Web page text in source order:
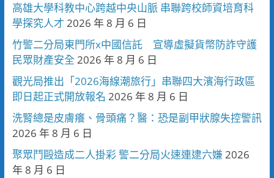
高雄大學科教中心跨越中央山脈 串聯跨校師資培育科
學探究人才 2026 年 8 月 6 日
竹警二分局東門所x中國信託 宣導虛擬貨幣防詐守護
民眾財產安全 2026 年 8 月 6 日
觀光局推出「2026海線潮旅行」串聯四大濱海行政區
即日起正式開放報名 2026 年 8 月 6 日
洗腎總是皮膚癢、骨頭痛？醫：恐是副甲狀腺失控警訊
2026 年 8 月 6 日
聚眾鬥毆造成二人掛彩 警二分局火速連逮六嫌2026
年 8 月 6 日